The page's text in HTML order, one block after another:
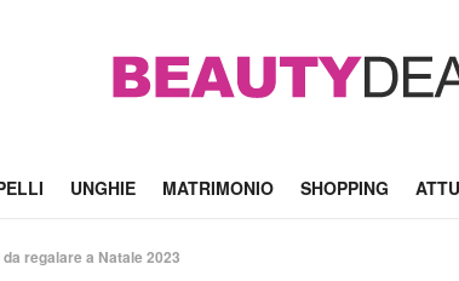
UNGHIE MATRIMONIO SHOPPING
regalare a Natale 2023